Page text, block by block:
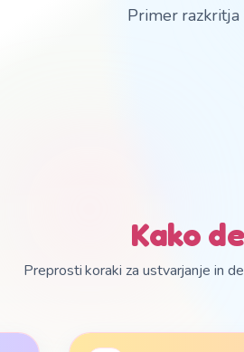
Primer
Mini igra bo
v nekaj
Kako
Preprosti koraki za ustvarjanje in